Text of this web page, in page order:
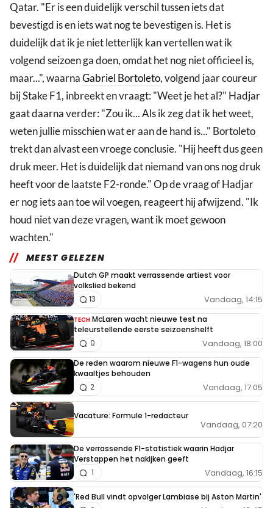
Qatar. "Er is een duidelijk verschil tussen iets dat
bevestigd is en iets wat nog te bevestigen is. Het is
duidelijk dat ik je niet letterlijk kan vertellen wat ik
volgend seizoen ga doen, omdat het nog niet officieel is,
maar...", waarnaGabriel Bortoleto, volgend jaar coureur
bij Stake F1, inbreekt en vraagt: "Weet je het al?" Hadjar
gaat daarna verder: "Zou ik... Als ik zeg dat ik het weet,
weten jullie misschien wat er aan de hand is..." Bortoleto
trekt dan alvast een vroege conclusie. "Hij heeft dus geen
druk meer. Het is duidelijk dat niemand van ons nog druk
heeft voor de laatste F2-ronde." Op de vraag of Hadjar
er nog iets aan toe wil voegen, reageert hij afwijzend. "Ik
houd niet van deze vragen, want ik moet gewoon
wachten."
MEEST GELEZEN
Dutch GP maakt verrassende artiest voor
volkslied bekend
Vandaag, 14:15
13
TECH McLaren wacht nieuwe test na
teleurstellende eerste seizoenshelft
Vandaag, 18:00
0
De reden waarom nieuwe F1-wagens hun oude
kwaaltjes behouden
Vandaag, 17:05
2
Vacature: Formule 1-redacteur
Vandaag, 07:20
De verrassende F1-statistiek waarin Hadjar
Verstappen het nakijken geeft
Vandaag, 16:15
1
'Red Bull vindt opvolger Lambiase bij Aston Martin'